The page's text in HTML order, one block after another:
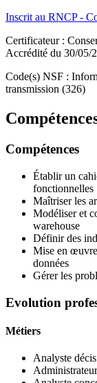
Inscrit au RNCP -
Certificateur :
Accrédité du 30/05/
Code(s) NSF :
transmission (326)
Compétences
Établir un
fonctionnelles
Maîtriser les
Modéliser et
warehouse
Définir des
Mise en
données
Gérer les
Evolution
Métiers
Analyste